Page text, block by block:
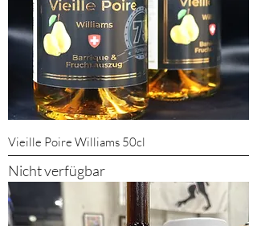
Vieille Poire Williams 50cl
Nicht verfügbar